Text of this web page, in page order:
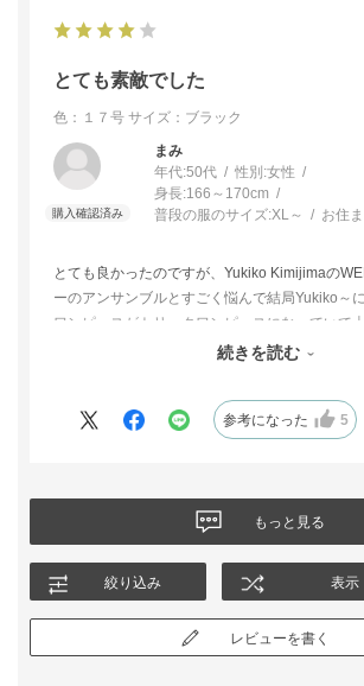
じっくり比べることができたのはとてもよかった
という意味では満点だと思います。
とても素敵でした
色：１７号 サイズ：ブラック
まみ
年代:50代 性別:女性
身長:166～170cm
普段の服のサイズ:XL～ お住
とても良かったのですが、Yukiko Kimijimaの
ーのアンサンブルとすごく悩んで結局Yukiko～
ワンピースがトリックワンピースになっていて
タイルがよく見えたので本当に悩みました。決
続きを読む
参考になった 5
もっと見る
絞り込み 表示
レビューを書く